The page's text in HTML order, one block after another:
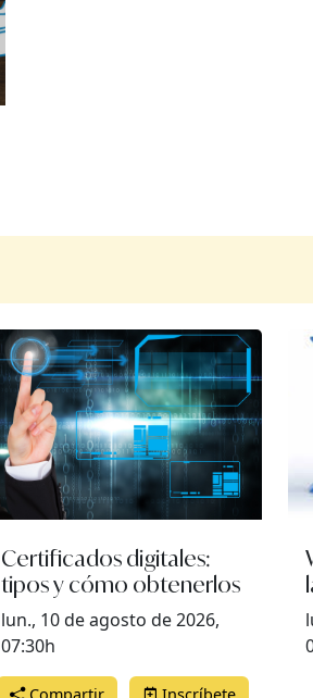
Certificados digitales:
tipos y cómo obtenerlos
lun., 10 de agosto de 2026,
07:30h